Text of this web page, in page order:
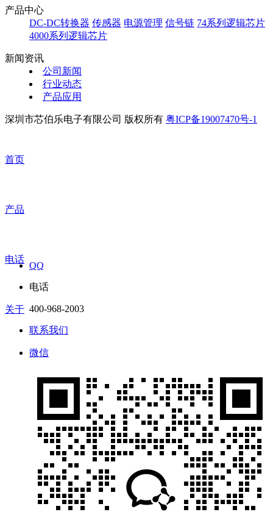
产品中心
DC-DC转换器 传感器 电源管理 信号链 74系列逻辑芯片
4000系列逻辑芯片
新闻资讯
公司新闻
行业动态
产品应用
深圳市芯伯乐电子有限公司 版权所有 粤ICP备19007470号-1
首页
产品
电话
关于
QQ
电话
400-968-2003
联系我们
微信